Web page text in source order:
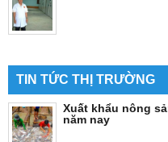
TIN TỨC THỊ TRƯỜNG
Xuất khẩu nông
năm nay